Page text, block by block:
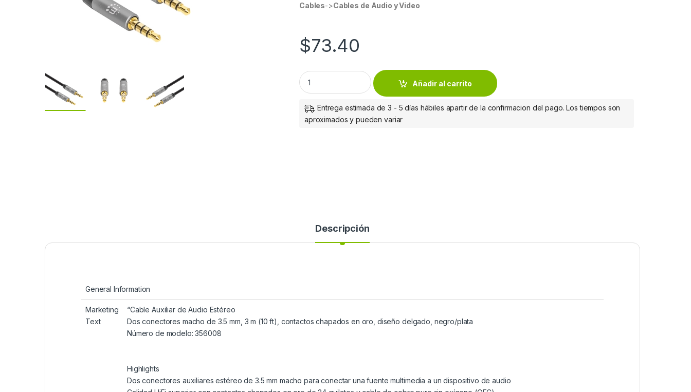
Cables->Cables de Audio y Video
$73.40
CABLE AUDIO ESTEREO 3.5MM 3.0M MACHO-MACHO quantity
Añadir al carrito
Entrega estimada de 3 - 5 días hábiles apartir de la confirmacion del pago. Los tiempos son
aproximados y pueden variar
Descripción
General Information
Marketing
Text
“Cable Auxiliar de Audio Estéreo
Dos conectores macho de 3.5 mm, 3 m (10 ft), contactos chapados en oro, diseño delgado, negro/plata
Número de modelo: 356008
Highlights
Dos conectores auxiliares estéreo de 3.5 mm macho para conectar una fuente multimedia a un dispositivo de audio